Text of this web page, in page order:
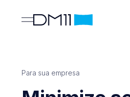
Para sua empresa